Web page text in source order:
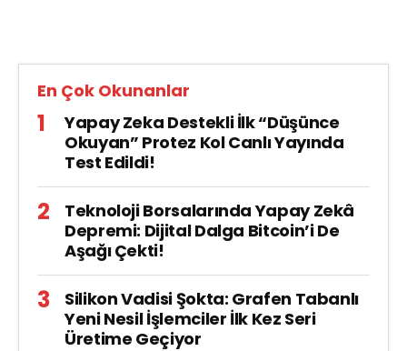
En Çok Okunanlar
Yapay Zeka Destekli İlk “Düşünce
Okuyan” Protez Kol Canlı Yayında
Test Edildi!
Teknoloji Borsalarında Yapay Zekâ
Depremi: Dijital Dalga Bitcoin’i De
Aşağı Çekti!
Silikon Vadisi Şokta: Grafen Tabanlı
Yeni Nesil İşlemciler İlk Kez Seri
Üretime Geçiyor